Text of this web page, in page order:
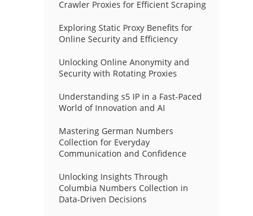
Crawler Proxies for Efficient Scraping
Exploring Static Proxy Benefits for
Online Security and Efficiency
Unlocking Online Anonymity and
Security with Rotating Proxies
Understanding s5 IP in a Fast-Paced
World of Innovation and AI
Mastering German Numbers
Collection for Everyday
Communication and Confidence
Unlocking Insights Through
Columbia Numbers Collection in
Data-Driven Decisions